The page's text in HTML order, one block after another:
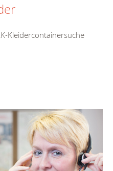
Kleidercontainersuche